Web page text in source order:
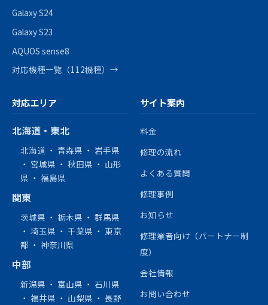
Galaxy S24
Galaxy S23
AQUOS sense8
対応機種一覧（112機種）→
対応エリア
北海道・東北
北海道 ・ 青森県 ・ 岩手県
・ 宮城県 ・ 秋田県 ・ 山形
県 ・ 福島県
関東
茨城県 ・ 栃木県 ・ 群馬県
・ 埼玉県 ・ 千葉県 ・ 東京
都 ・ 神奈川県
中部
新潟県 ・ 富山県 ・ 石川県
・ 福井県 ・ 山梨県 ・ 長野
サイト案内
料金
修理の流れ
よくある質問
修理事例
お知らせ
修理業者向け（パートナー制
度）
会社情報
お問い合わせ